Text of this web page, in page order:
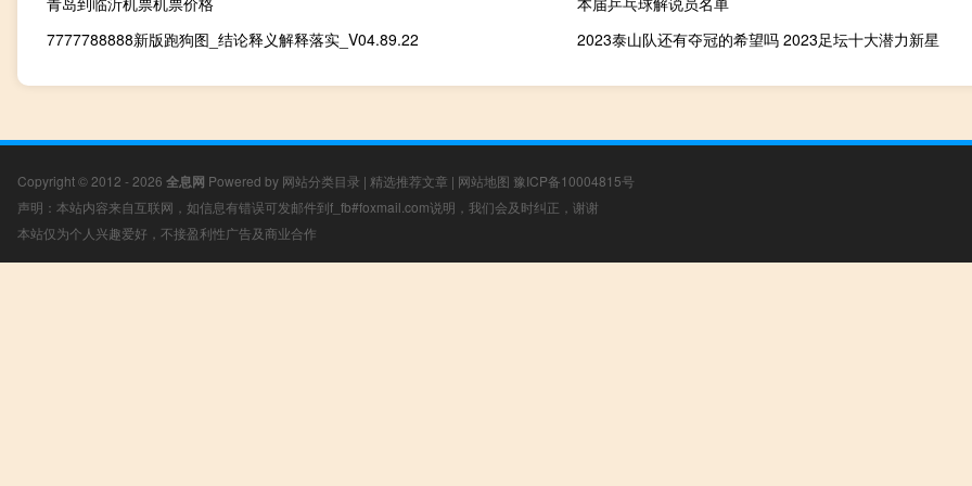
7777788888新版跑狗图_结论释义解释落实_V04.89.22
2023泰山队还有夺冠的希望吗 2023足坛十大潜力新星
Copyright © 2012 - 2026 全息网 Powered by 网站分类目录 | 精选推荐文章 | 网站地图 豫ICP备10004815号
声明：本站内容来自互联网，如信息有错误可发邮件到f_fb#foxmail.com说明，我们会及时纠正，谢谢
本站仅为个人兴趣爱好，不接盈利性广告及商业合作